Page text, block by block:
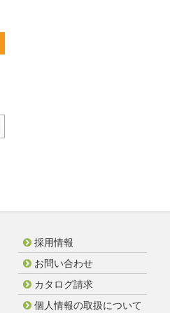
採用情報
お問い合わせ
カタログ請求
個人情報の取扱について